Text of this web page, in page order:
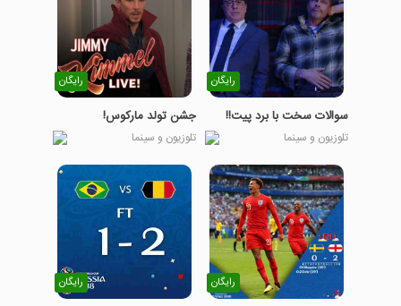
رایگان
سوالات سخت با برد پیت!!
تلوزیون و سینما
رایگان
جشن تولد مارکوس!
تلوزیون و سینما
رایگان رایگان